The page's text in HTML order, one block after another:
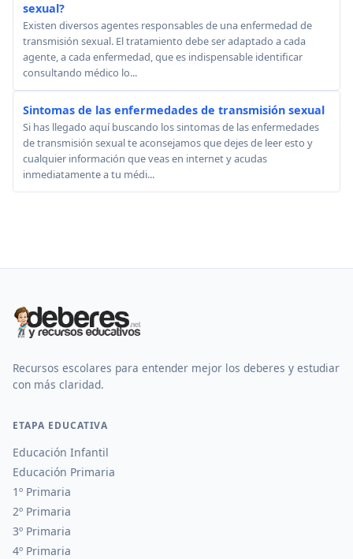
sexual?
Existen diversos agentes responsables de una enfermedad de
transmisión sexual. El tratamiento debe ser adaptado a cada
agente, a cada enfermedad, que es indispensable identificar
consultando médico lo...
Sintomas de las enfermedades de transmisión sexual
Si has llegado aquí buscando los sintomas de las enfermedades
de transmisión sexual te aconsejamos que dejes de leer esto y
cualquier información que veas en internet y acudas
inmediatamente a tu médi...
Recursos escolares para entender mejor los deberes y estudiar
con más claridad.
ETAPA EDUCATIVA
Educación Infantil
Educación Primaria
1º Primaria
2º Primaria
3º Primaria
4º Primaria